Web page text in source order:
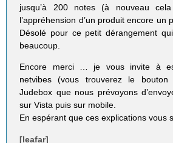
jusqu’à 200 notes (à nouveau
l’appréhension d’un produit encore un
Désolé pour ce petit dérangement
beaucoup.
Encore merci … je vous invite à
netvibes (vous trouverez le
Judebox que nous prévoyons
sur Vista puis sur mobile.
En espérant que ces explications vous
[leafar]